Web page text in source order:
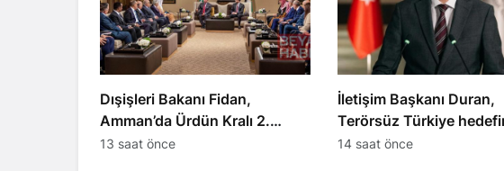
Dışişleri Bakanı Fidan,
Amman’da Ürdün Kralı 2.
Abdullah’ı ziyaret etti
13 saat önce
İletişim Başkanı Duran,
Terörsüz Türkiye
tarihi eşik açıkladı
14 saat önce